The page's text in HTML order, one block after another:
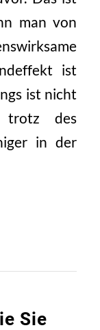
man von
ist
ist nicht
trotz des
in der
Sie